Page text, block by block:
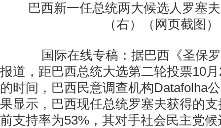
巴西新一任总统两大候选人罗塞
（右）（网页截图）
国际在线专稿：据巴西《圣保罗
报道，距巴西总统大选第二轮投票10
的时间，巴西民意调查机构Datafolha
果显示，巴西现任总统罗塞夫获得的
前支持率为53%，其对手社会民主党